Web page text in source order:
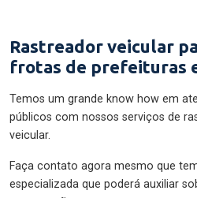
Rastreador veicular
frotas de prefeituras
Temos um grande know how em
públicos com nossos serviços de
veicular.
Faça contato agora mesmo que
especializada que poderá auxiliar